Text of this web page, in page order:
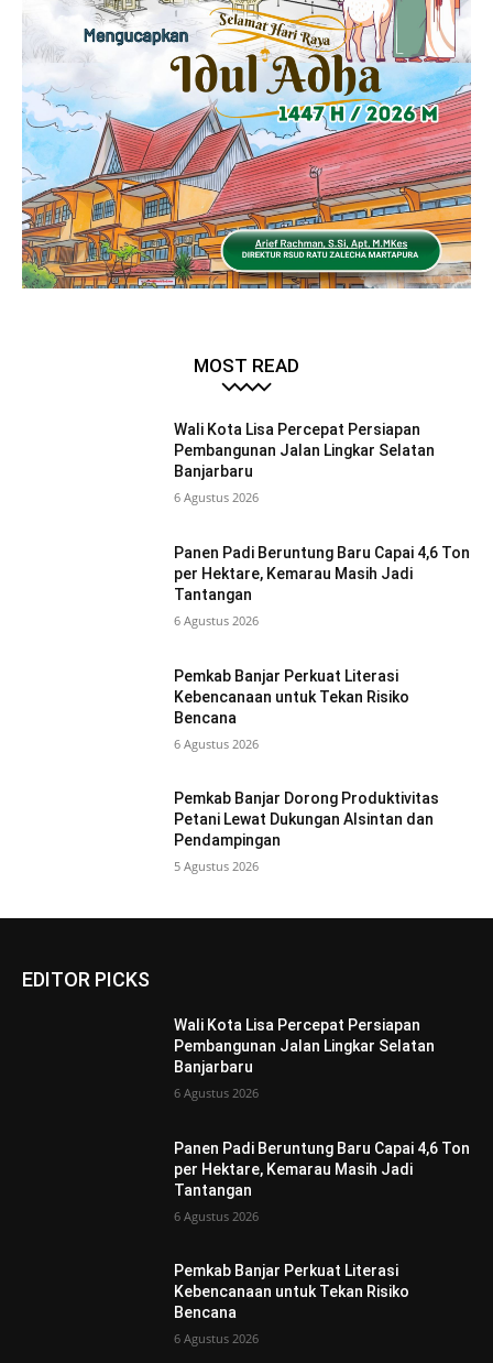
MOST READ
Wali Kota Lisa Percepat Persiapan
Pembangunan Jalan Lingkar Selatan
Banjarbaru
6 Agustus 2026
Panen Padi Beruntung Baru Capai 4,6 Ton
per Hektare, Kemarau Masih Jadi
Tantangan
6 Agustus 2026
Pemkab Banjar Perkuat Literasi
Kebencanaan untuk Tekan Risiko
Bencana
6 Agustus 2026
Pemkab Banjar Dorong Produktivitas
Petani Lewat Dukungan Alsintan dan
Pendampingan
5 Agustus 2026
EDITOR PICKS
Wali Kota Lisa Percepat Persiapan
Pembangunan Jalan Lingkar Selatan
Banjarbaru
6 Agustus 2026
Panen Padi Beruntung Baru Capai 4,6 Ton
per Hektare, Kemarau Masih Jadi
Tantangan
6 Agustus 2026
Pemkab Banjar Perkuat Literasi
Kebencanaan untuk Tekan Risiko
Bencana
6 Agustus 2026